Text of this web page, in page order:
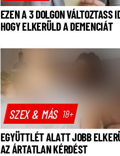
EZEN A 3 DOLGON VÁLTOZTASS
HOGY ELKERÜLD A DEMENCIÁT
SZEX & MÁS 18+
EGYÜTTLÉT ALATT JOBB
AZ ÁRTATLAN KÉRDÉST